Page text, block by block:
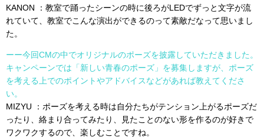
KANON ：教室で踊ったシーンの時に後ろがLEDでずっと文字が流
れていて、教室でこんな演出ができるのって素敵だなって思いまし
た。
ーー今回CMの中でオリジナルのポーズを披露していただきました。
キャンペーンでは「新しい青春のポーズ」を募集しますが、ポーズ
を考える上でのポイントやアドバイスなどがあれば教えてくださ
い。
MIZYU ：ポーズを考える時は自分たちがテンション上がるポーズだ
ったり、絡まり合ってみたり、見たことのない形を作るのが好きで
ワクワクするので、楽しむことですね。